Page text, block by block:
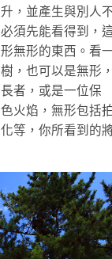
，並產生與別人
須先能看得到，
無形的東西。看
，也可以是無形
者，或是一位保
火焰，無形包括
等，你所看到的